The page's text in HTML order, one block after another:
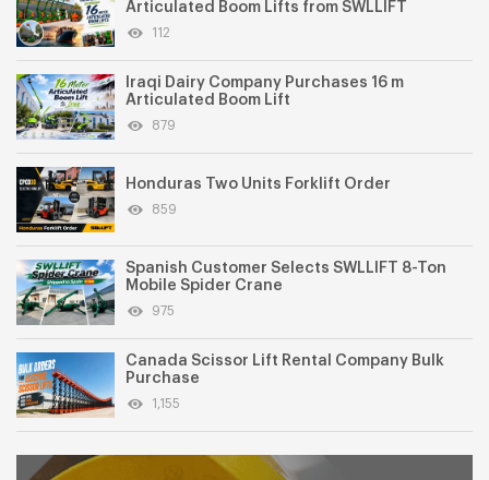
Articulated Boom Lifts from SWLLIFT
112
Iraqi Dairy Company Purchases 16 m
Articulated Boom Lift
879
Honduras Two Units Forklift Order
859
Spanish Customer Selects SWLLIFT 8-Ton
Mobile Spider Crane
975
Canada Scissor Lift Rental Company Bulk
Purchase
1,155